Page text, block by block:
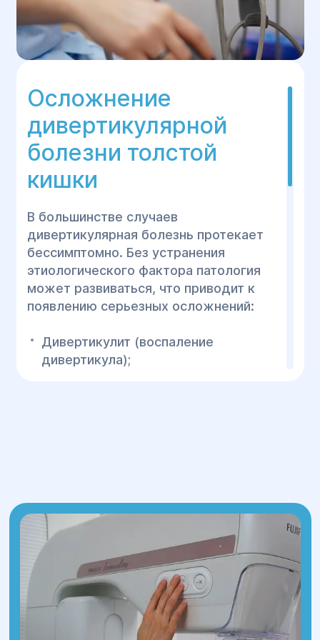
Осложнение
дивертикулярной
болезни толстой
кишки
В большинстве случаев
дивертикулярная болезнь протекает
бессимптомно. Без устранения
этиологического фактора патология
может развиваться, что приводит к
появлению серьезных осложнений:
Дивертикулит (воспаление
дивертикула);
Развитие периколита.
Данные осложнения проявляются
выраженными симптомами и требуют
правильной диагностики и
немедленного лечения. Чаще о
развитии осложнений дивертикулярной
болезни свидетельствуют следующие